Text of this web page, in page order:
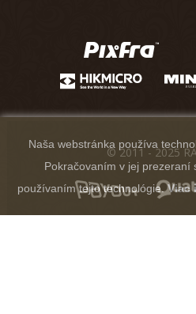
Naša webstránka používa
Pokračovaním v jej prezeraní
používaním tejto technológie.Viac
© 2011 - 2025